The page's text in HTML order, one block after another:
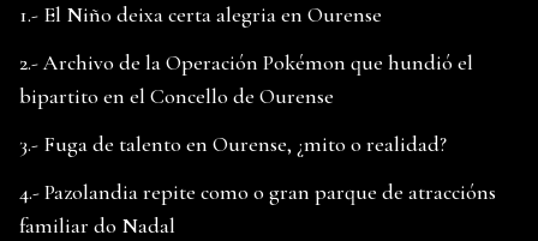
1.- El Niño deixa certa alegria en Ourense
2.- Archivo de la Operación Pokémon que hundió el
bipartito en el Concello de Ourense
3.- Fuga de talento en Ourense, ¿mito o realidad?
4.- Pazolandia repite como o gran parque de atraccións
familiar do Nadal